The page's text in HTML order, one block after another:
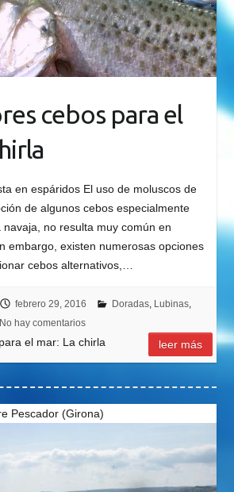
cebos para el
en espáridos El uso de moluscos de
de algunos cebos especialmente
no resulta muy común en
embargo, existen numerosas opciones
cebos alternativos,…
febrero 29, 2016 Doradas, Lubinas,
No hay comentarios
el mar: La chirla leer más
Pescador (Girona)